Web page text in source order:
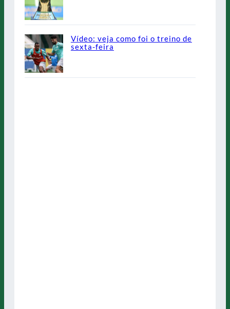
Vídeo: veja como foi o treino de
sexta-feira